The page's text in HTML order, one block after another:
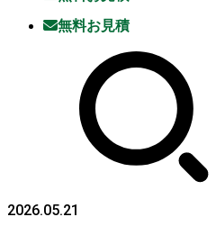
無料お見積
2026.05.21